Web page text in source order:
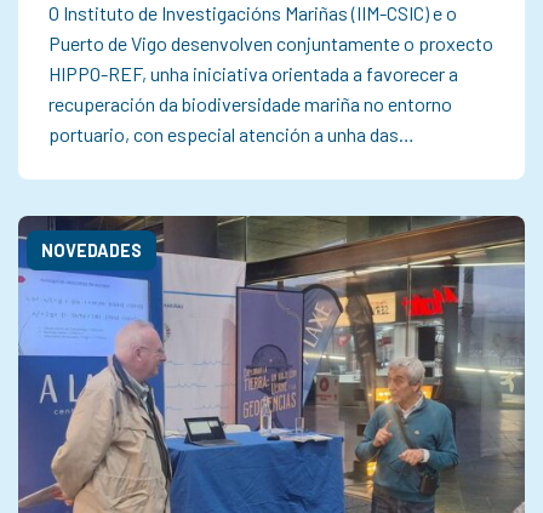
O Instituto de Investigacións Mariñas (IIM-CSIC) e o
Puerto de Vigo desenvolven conjuntamente o proxecto
HIPPO-REF, unha iniciativa orientada a favorecer a
recuperación da biodiversidade mariña no entorno
portuario, con especial atención a unha das…
NOVEDADES